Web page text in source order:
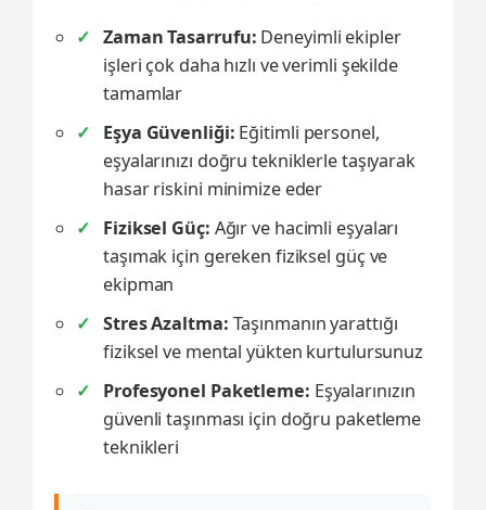
Zaman Tasarrufu: Deneyimli ekipler
işleri çok daha hızlı ve verimli şekilde
tamamlar
Eşya Güvenliği: Eğitimli personel,
eşyalarınızı doğru tekniklerle taşıyarak
hasar riskini minimize eder
Fiziksel Güç: Ağır ve hacimli eşyaları
taşımak için gereken fiziksel güç ve
ekipman
Stres Azaltma: Taşınmanın yarattığı
fiziksel ve mental yükten kurtulursunuz
Profesyonel Paketleme: Eşyalarınızın
güvenli taşınması için doğru paketleme
teknikleri